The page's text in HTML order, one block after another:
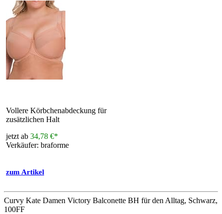
Vollere Körbchenabdeckung für
zusätzlichen Halt
jetzt ab 34,78 €*
Verkäufer: braforme
zum Artikel
Curvy Kate Damen Victory Balconette BH für den Alltag, Schwarz,
100FF